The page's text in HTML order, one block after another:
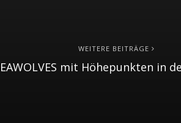
WEITERE BEITRÄGE
mit Höhepunkten in